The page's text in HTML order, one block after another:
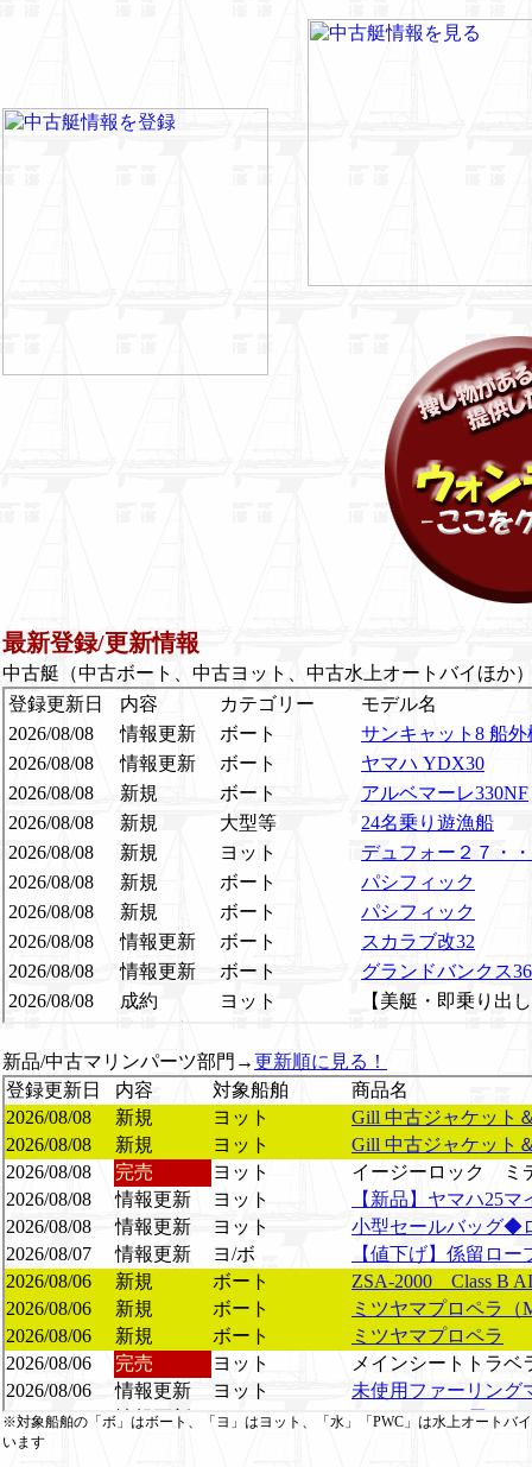
最新登録/更新情報
中古艇（中古ボート、中古ヨット、中古水上オートバイほか
新品/中古マリンパーツ部門→更新順に見る！
※対象船舶の「ボ」はボート、「ヨ」はヨット、「水」「PWC」は水上オートバ
います